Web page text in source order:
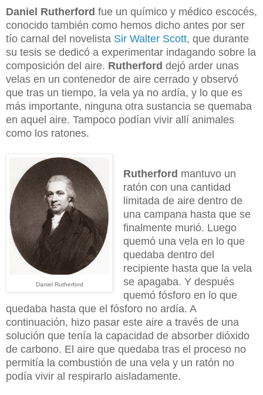
Daniel Rutherford fue un químico y médico escocés,
conocido también como hemos dicho antes por ser
tío carnal del novelista Sir Walter Scott, que durante
su tesis se dedicó a experimentar indagando sobre la
composición del aire. Rutherford dejó arder unas
velas en un contenedor de aire cerrado y observó
que tras un tiempo, la vela ya no ardía, y lo que es
más importante, ninguna otra sustancia se quemaba
en aquel aire. Tampoco podían vivir allí animales
como los ratones.
Daniel Rutherford
Rutherford mantuvo un
ratón con una cantidad
limitada de aire dentro de
una campana hasta que se
finalmente murió. Luego
quemó una vela en lo que
quedaba dentro del
recipiente hasta que la vela
se apagaba. Y después
quemó fósforo en lo que
quedaba hasta que el fósforo no ardía. A
continuación, hizo pasar este aire a través de una
solución que tenía la capacidad de absorber dióxido
de carbono. El aire que quedaba tras el proceso no
permitía la combustión de una vela y un ratón no
podía vivir al respirarlo aisladamente.